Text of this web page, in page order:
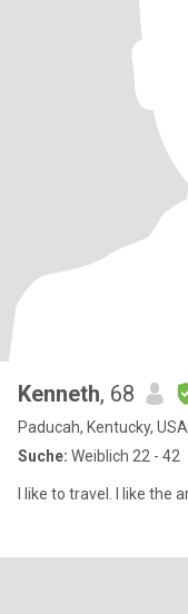
Kenneth, 68
Paducah, Kentucky, USA
Suche: Weiblich 22 - 42